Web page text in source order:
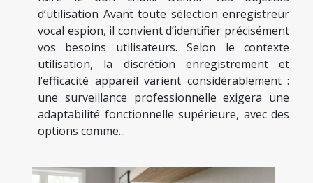
d’utilisation Avant toute sélection enregistreur
vocal espion, il convient d’identifier précisément
vos besoins utilisateurs. Selon le contexte
utilisation, la discrétion enregistrement et
l’efficacité appareil varient considérablement :
une surveillance professionnelle exigera une
adaptabilité fonctionnelle supérieure, avec des
options comme...